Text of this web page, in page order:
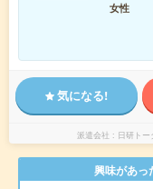
女性
気になる!
派遣会社 日研ト
興味があっ